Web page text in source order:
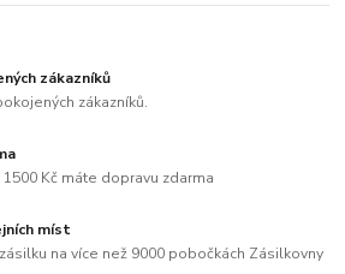
zákazníků
zákazníků.
Kč máte dopravu zdarma
míst
na více než 9000 pobočkách Zásilkovny